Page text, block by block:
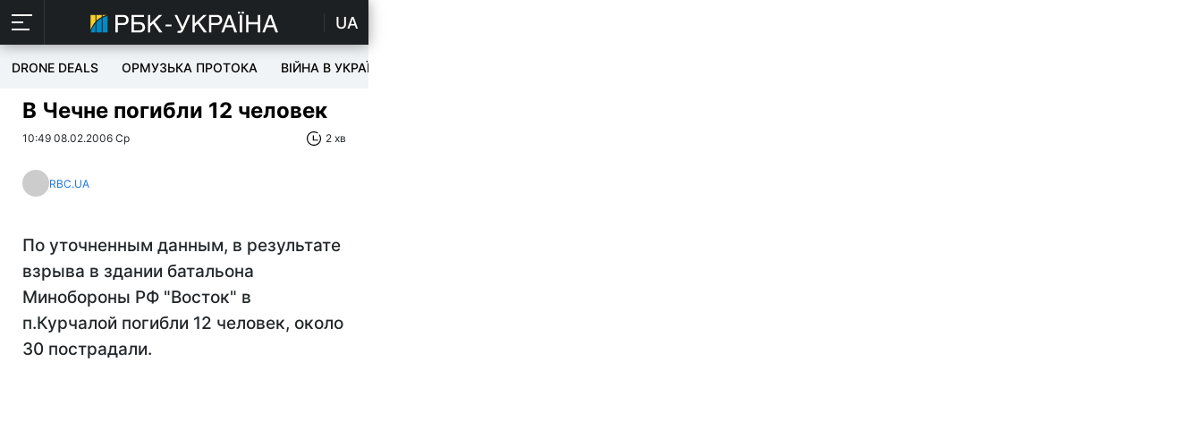
UA
DRONE DEALS ОРМУЗЬКА ПРОТОКА ВІЙНА В УКРАЇНІ
В Чечне погибли 12 человек
10:49 08.02.2006 Ср 2 хв
RBC.UA
По уточненным данным, в результате
взрыва в здании батальона
Минобороны РФ "Восток" в
п.Курчалой погибли 12 человек, около
30 пострадали.